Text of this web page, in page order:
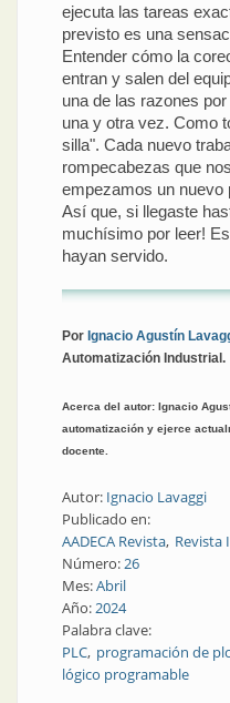
ejecuta las tareas
previsto es una
Entender cómo la
entran y salen del
una de las razones
una y otra vez. Como
silla". Cada nuevo
rompecabezas que
empezamos un nuevo
Así que, si llegaste
muchísimo por leer!
hayan servido.
Por Ignacio Agustín
Automatización Industrial.
Acerca del autor: Ignacio
automatización y ejerce
docente.
Autor: Ignacio Lavaggi
Publicado en:
AADECA Revista Revista
Número:26
Mes:Abril
Año:2024
Palabra clave:
PLC programación de plc
lógico programable